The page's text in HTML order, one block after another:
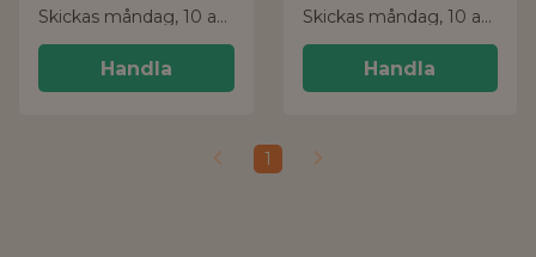
Skickas måndag, 10 aug.
Handla
Skickas måndag, 10 aug.
Handla
1